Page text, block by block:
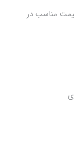
مناسب در